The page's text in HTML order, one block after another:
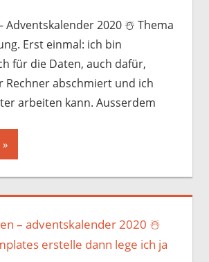
Adventskalender 2020 ☃️️ Thema
Erst einmal: ich bin
für die Daten, auch dafür,
Rechner abschmiert und ich
arbeiten kann. Ausserdem